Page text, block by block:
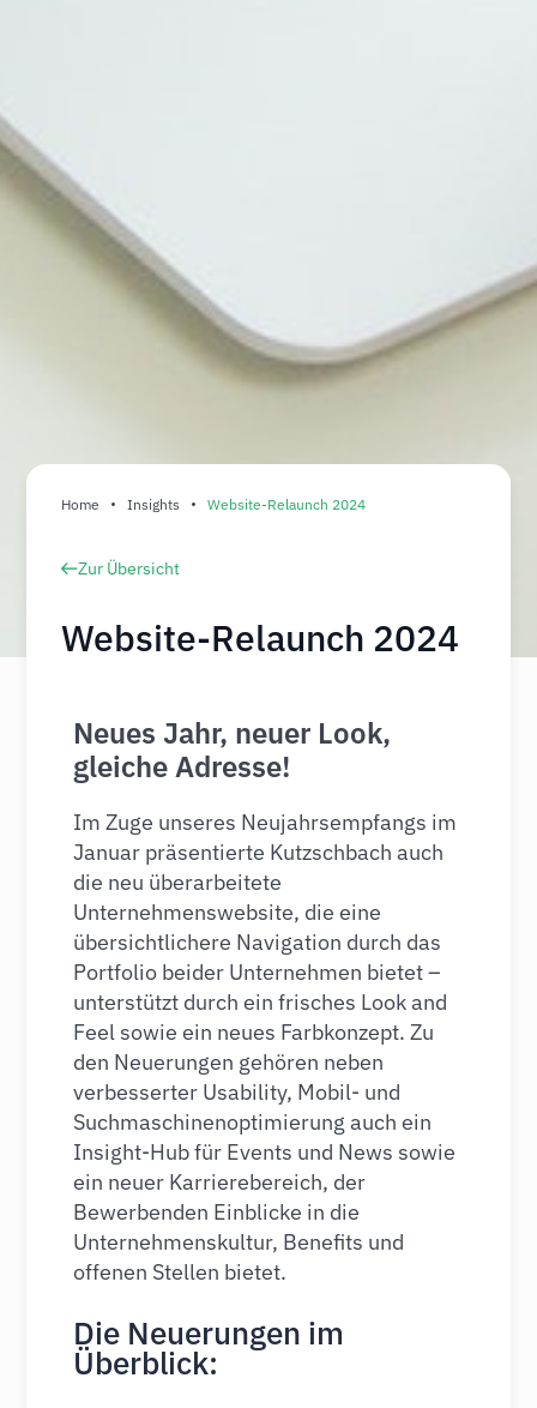
Home Insights Website-Relaunch 2024
Zur Übersicht
Website-Relaunch 2024
Neues Jahr, neuer Look,
gleiche Adresse!
Im Zuge unseres Neujahrsempfangs im
Januar präsentierte Kutzschbach auch
die neu überarbeitete
Unternehmenswebsite, die eine
übersichtlichere Navigation durch das
Portfolio beider Unternehmen bietet –
unterstützt durch ein frisches Look and
Feel sowie ein neues Farbkonzept. Zu
den Neuerungen gehören neben
verbesserter Usability, Mobil- und
Suchmaschinenoptimierung auch ein
Insight-Hub für Events und News sowie
ein neuer Karrierebereich, der
Bewerbenden Einblicke in die
Unternehmenskultur, Benefits und
offenen Stellen bietet.
Die Neuerungen im
Überblick: